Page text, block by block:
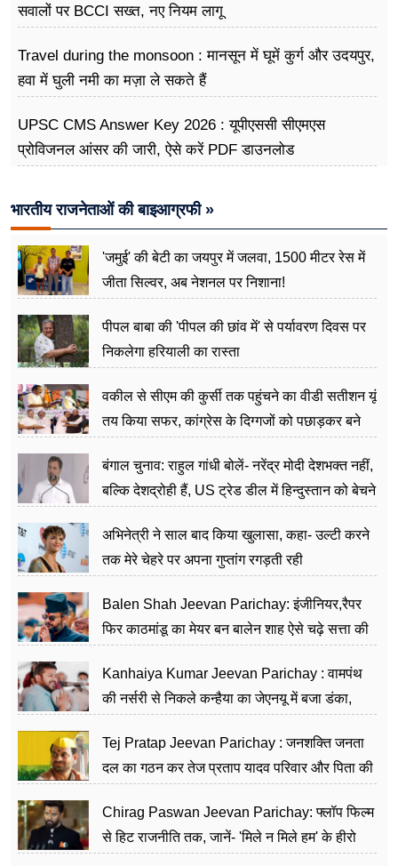
सवालों पर BCCI सख्त, नए नियम लागू
Travel during the monsoon : मानसून में घूमें कुर्ग और उदयपुर,
हवा में घुली नमी का मज़ा ले सकते हैं
UPSC CMS Answer Key 2026 : यूपीएससी सीएमएस
प्रोविजनल आंसर की जारी, ऐसे करें PDF डाउनलोड
भारतीय राजनेताओं की बाइआग्रफी »
'जमुई' की बेटी का जयपुर में जलवा, 1500 मीटर रेस में
जीता सिल्वर, अब नेशनल पर निशाना!
पीपल बाबा की 'पीपल की छांव में' से पर्यावरण दिवस पर
निकलेगा हरियाली का रास्ता
वकील से सीएम की कुर्सी तक पहुंचने का वीडी सतीशन यूं
तय किया सफर, कांग्रेस के दिग्गजों को पछाड़कर बने
बंगाल चुनाव: राहुल गांधी बोलें- नरेंद्र मोदी देशभक्त नहीं,
बल्कि देशद्रोही हैं, US ट्रेड डील में हिन्दुस्तान को बेचने
अभिनेत्री ने साल बाद किया खुलासा, कहा- उल्टी करने
तक मेरे चेहरे पर अपना गुप्तांग रगड़ती रही
Balen Shah Jeevan Parichay: इंजीनियर,रैपर
फिर काठमांडू का मेयर बन बालेन शाह ऐसे चढ़े सत्ता की
Kanhaiya Kumar Jeevan Parichay : वामपंथ
की नर्सरी से निकले कन्हैया का जेएनयू में बजा डंका,
Tej Pratap Jeevan Parichay : जनशक्ति जनता
दल का गठन कर तेज प्रताप यादव परिवार और पिता की
Chirag Paswan Jeevan Parichay: फ्लॉप फिल्म
से हिट राजनीति तक, जानें- 'मिले न मिले हम' के हीरो